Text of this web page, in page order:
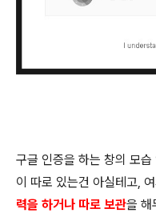
구글 인증을 하는 창의 모
이 따로 있는건 아실테고,
력을 하거나 따로 보관을 해